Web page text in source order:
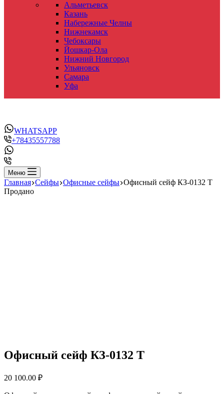
Альметьевск
Казань
Набережные Челны
Нижнекамск
Чебоксары
Йошкар-Ола
Нижний Новгород
Ульяновск
Самара
Уфа
WHATSAPP
+78435557788
Меню
Главная Сейфы Офисные сейфы Офисный сейф КЗ-0132 Т
Продано
Офисный сейф КЗ-0132 Т
20 100.00 ₽